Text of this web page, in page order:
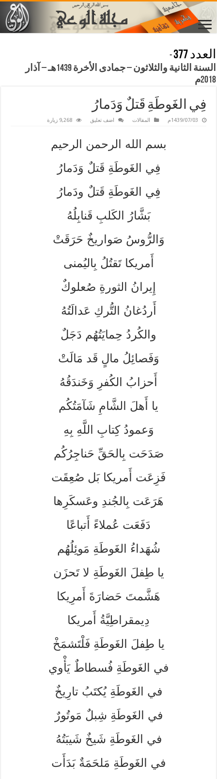
العدد 377
-
السنة الثانية والثلاثون – جمادى الأخرة 1439هـ – آذار
2018م
فِي الغَوطَةِ قَتلٌ وَدَمارُ
1439/07/03م المقالات اضف تعليق 9,268 زيارة
بسم الله الرحمن الرحيم
فِي الغَوطَةِ قَتلٌ وَدَمارُ
فِي الغَوطَةِ قَتلٌ ودَمارُ
بَشَّارُ الكَلبِ قَنابِلُهُ
وَالرُّوسُ صَواريخٌ حَرَقَتْ
أَمريكا تَقتُلُ بِاليُمنى
إِيرانُ الثورةِ صُعلوكٌ
أَردُغانُ التُّركِ عَدالَتُهُ
والكُردُ حِمايَتُهُم دَجَلٌ
وَفَصائِلُ مالٍ قَد مَالَتْ
أَحزابُ الكُفرِ وَخَندَقُهُ
يا أَهلَ الشَّامِ شَآمَتُكُم
وَعمودُ كِتابِ اللَّهِ بِهِ
صَدَحَت بِالحَقِّ حَناجِرُكُم
فَزِعَت أَمريكا بَل صُعِقَت
هَرَعَت بِالجُندِ وعَسكَرِها
دَفَعَت عُملاءً أَتباعًا
شُهَداءُ الغَوطَةِ مَوئِلُهُم
يا طِفلَ الغَوطَةِ لا تَحزَن
هَشَّمتَ حَضارَةَ أَمرِيكا
دِيمقراطِيَّةُ أَمريكا
يا طِفلَ الغَوطَةِ فَلْتَشمَخْ
في الغَوطَةِ فُسطاطٌ يَأْوي
في الغَوطَةِ يُكتَبُ تارِيخٌ
في الغَوطَةِ شِبلٌ مَوتُورٌ
في الغَوطَةِ شَيخٌ شَيبَتُهُ
في الغَوطَةِ مَلحَمَةٌ بَدَأَت